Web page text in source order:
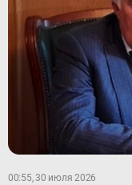
00:55, 30 июля 2026